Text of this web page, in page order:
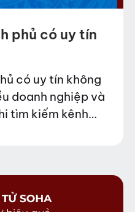
phủ có uy tín
có uy tín không
doanh nghiệp và
tìm kiếm kênh